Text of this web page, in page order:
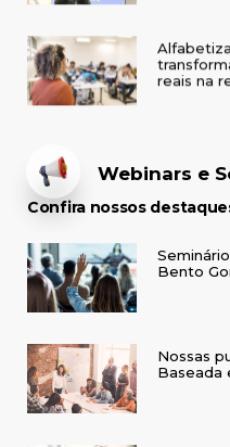
reais na
Webinars e
Confira nossos
Bento
Nossas
Baseada